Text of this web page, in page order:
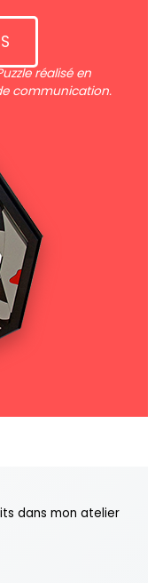
réalisé en
communication.
dans mon atelier